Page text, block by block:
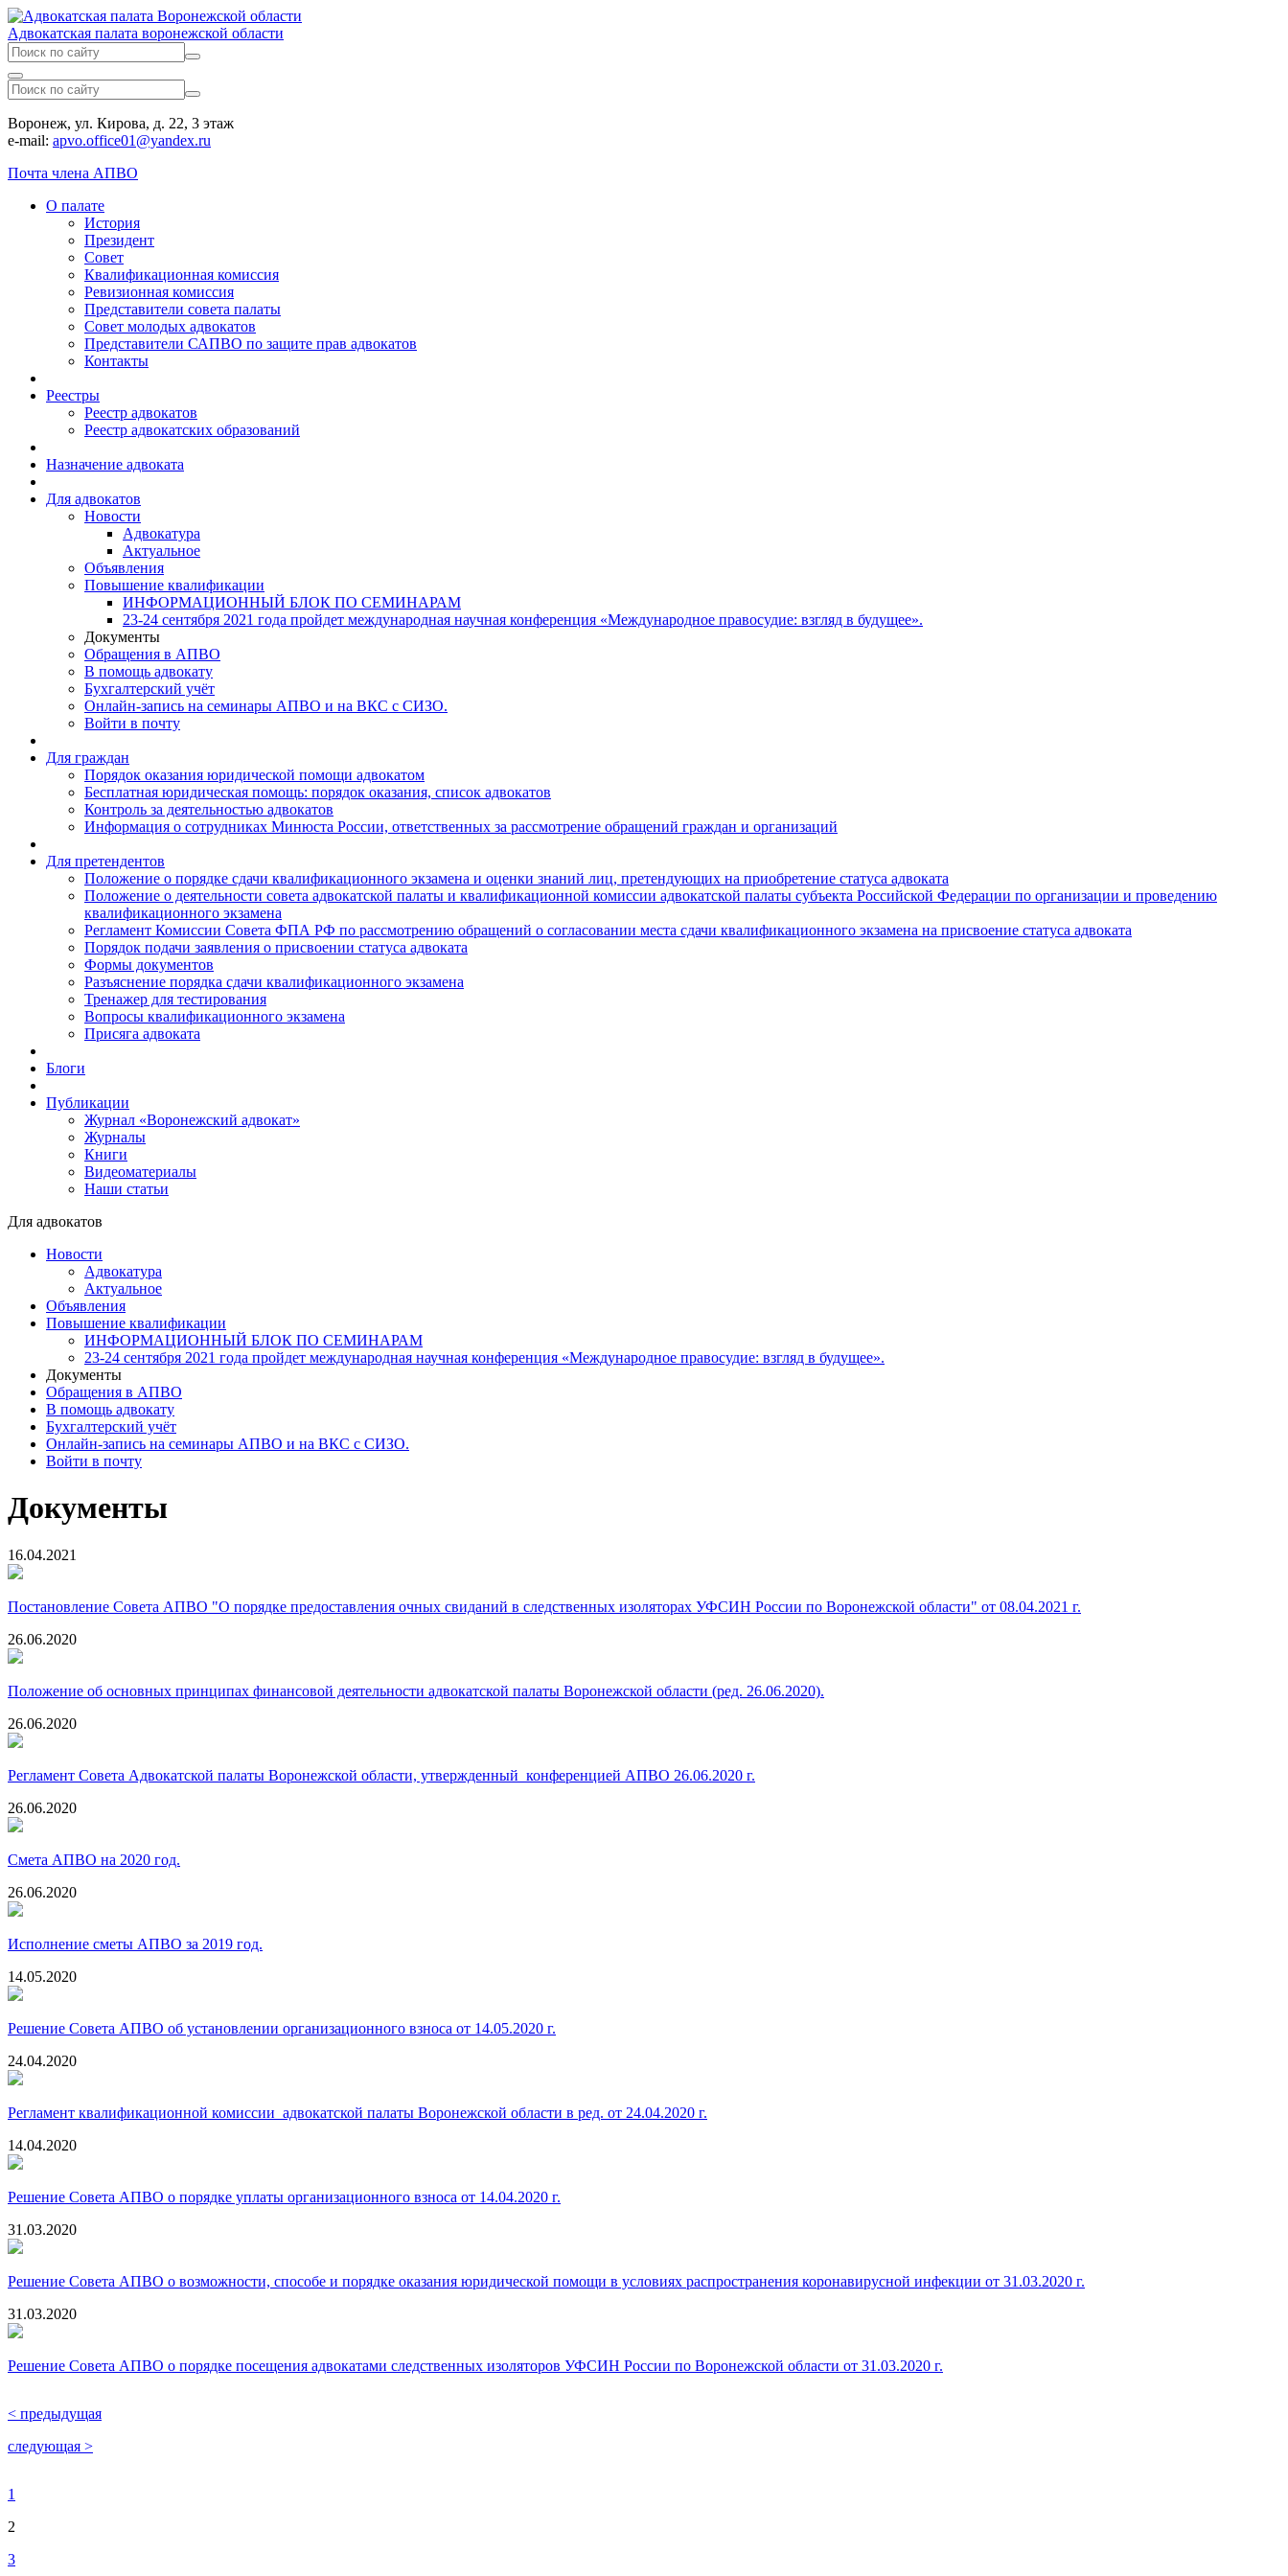
Адвокатская палата воронежской области
Воронеж, ул. Кирова, д. 22, 3 этаж
e-mail: apvo.office01@yandex.ru
Почта члена АПВО
О палате
История
Президент
Совет
Квалификационная комиссия
Ревизионная комиссия
Представители совета палаты
Совет молодых адвокатов
Представители САПВО по защите прав адвокатов
Контакты
Реестры
Реестр адвокатов
Реестр адвокатских образований
Назначение адвоката
Для адвокатов
Новости
Адвокатура
Актуальное
Объявления
Повышение квалификации
ИНФОРМАЦИОННЫЙ БЛОК ПО СЕМИНАРАМ
23-24 сентября 2021 года пройдет международная научная конференция «Международное правосудие: взгляд в будущее».
Документы
Обращения в АПВО
В помощь адвокату
Бухгалтерский учёт
Онлайн-запись на семинары АПВО и на ВКС с СИЗО.
Войти в почту
Для граждан
Порядок оказания юридической помощи адвокатом
Бесплатная юридическая помощь: порядок оказания, список адвокатов
Контроль за деятельностью адвокатов
Информация о сотрудниках Минюста России, ответственных за рассмотрение обращений граждан и организаций
Для претендентов
Положение о порядке сдачи квалификационного экзамена и оценки знаний лиц, претендующих на приобретение статуса адвоката
Положение о деятельности совета адвокатской палаты и квалификационной комиссии адвокатской палаты субъекта Российской Федерации по организации и проведению
квалификационного экзамена
Регламент Комиссии Совета ФПА РФ по рассмотрению обращений о согласовании места сдачи квалификационного экзамена на присвоение статуса адвоката
Порядок подачи заявления о присвоении статуса адвоката
Формы документов
Разъяснение порядка сдачи квалификационного экзамена
Тренажер для тестирования
Вопросы квалификационного экзамена
Присяга адвоката
Блоги
Публикации
Журнал «Воронежский адвокат»
Журналы
Книги
Видеоматериалы
Наши статьи
Для адвокатов
Новости
Адвокатура
Актуальное
Объявления
Повышение квалификации
ИНФОРМАЦИОННЫЙ БЛОК ПО СЕМИНАРАМ
23-24 сентября 2021 года пройдет международная научная конференция «Международное правосудие: взгляд в будущее».
Документы
Обращения в АПВО
В помощь адвокату
Бухгалтерский учёт
Онлайн-запись на семинары АПВО и на ВКС с СИЗО.
Войти в почту
Документы
16.04.2021
Постановление Совета АПВО "О порядке предоставления очных свиданий в следственных изоляторах УФСИН России по Воронежской области" от 08.04.2021 г.
26.06.2020
Положение об основных принципах финансовой деятельности адвокатской палаты Воронежской области (ред. 26.06.2020).
26.06.2020
Регламент Совета Адвокатской палаты Воронежской области, утвержденный конференцией АПВО 26.06.2020 г.
26.06.2020
Смета АПВО на 2020 год.
26.06.2020
Исполнение сметы АПВО за 2019 год.
14.05.2020
Решение Совета АПВО об установлении организационного взноса от 14.05.2020 г.
24.04.2020
Регламент квалификационной комиссии адвокатской палаты Воронежской области в ред. от 24.04.2020 г.
14.04.2020
Решение Совета АПВО о порядке уплаты организационного взноса от 14.04.2020 г.
31.03.2020
Решение Совета АПВО о возможности, способе и порядке оказания юридической помощи в условиях распространения коронавирусной инфекции от 31.03.2020 г.
31.03.2020
Решение Совета АПВО о порядке посещения адвокатами следственных изоляторов УФСИН России по Воронежской области от 31.03.2020 г.
< предыдущая
следующая >
1
2
3